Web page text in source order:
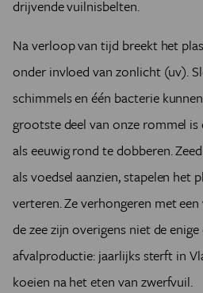
drijvende vuilnisbelten.
Na verloop van tijd breekt het
onder invloed van zonlicht (uv).
schimmels en één bacterie
grootste deel van onze rommel
als eeuwig rond te dobberen.
als voedsel aanzien, stapelen het
verteren. Ze verhongeren met
de zee zijn overigens niet de
afvalproductie: jaarlijks sterft in
koeien na het eten van zwerfvuil.